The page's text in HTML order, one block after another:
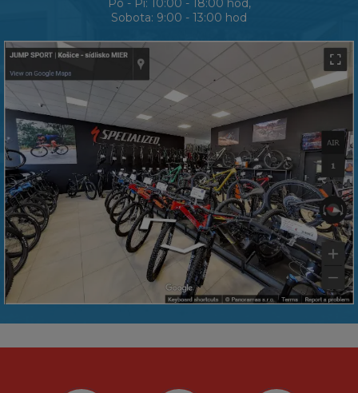
Po - Pi: 10:00 - 18:00 hod,
Sobota: 9:00 - 13:00 hod